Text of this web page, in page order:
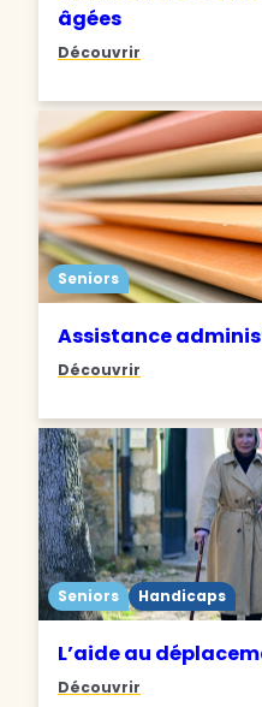
âgées
Découvrir
Seniors
Assistance
Découvrir
Seniors Handicaps
L’aide au
Découvrir